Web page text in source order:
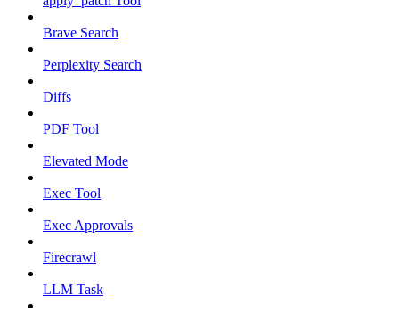
Brave Search
Perplexity Search
Diffs
PDF Tool
Elevated Mode
Exec Tool
Exec Approvals
Firecrawl
LLM Task